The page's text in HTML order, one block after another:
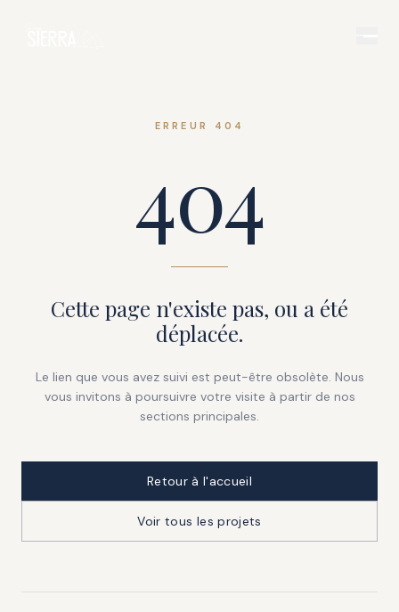
ERREUR 404
404
Cette page n'existe pas, ou a été
déplacée.
Le lien que vous avez suivi est peut-être obsolète. Nous
vous invitons à poursuivre votre visite à partir de nos
sections principales.
Retour à l'accueil
Voir tous les projets